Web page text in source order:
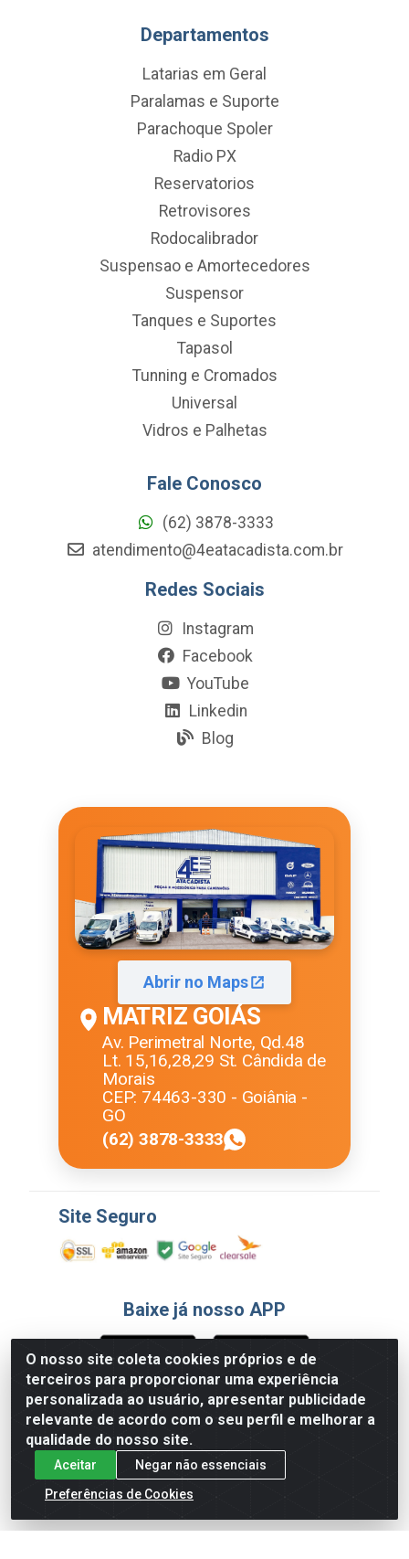
O nosso site coleta cookies próprios e de
terceiros para proporcionar uma experiência
personalizada ao usuário, apresentar publicidade
relevante de acordo com o seu perfil e melhorar a
qualidade do nosso site.
Aceitar
Negar não essenciais
Preferências de Cookies
Departamentos
Latarias em Geral
Paralamas e Suporte
Parachoque Spoler
Radio PX
Reservatorios
Retrovisores
Rodocalibrador
Suspensao e Amortecedores
Suspensor
Tanques e Suportes
Tapasol
Tunning e Cromados
Universal
Vidros e Palhetas
Fale Conosco
(62) 3878-3333
atendimento@4eatacadista.com.br
Redes Sociais
Instagram
Facebook
YouTube
Linkedin
Blog
Abrir no Maps
MATRIZ GOIÁS
Av. Perimetral Norte, Qd.48
Lt. 15,16,28,29 St. Cândida de
Morais
CEP: 74463-330 - Goiânia -
GO
(62) 3878-3333
Site Seguro
Baixe já nosso APP
Formas de Pagamento